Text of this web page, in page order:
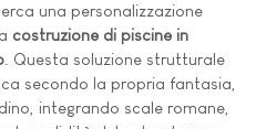
una personalizzazione
costruzione di piscine in
. Questa soluzione strutturale
secondo la propria fantasia,
integrando scale romane,